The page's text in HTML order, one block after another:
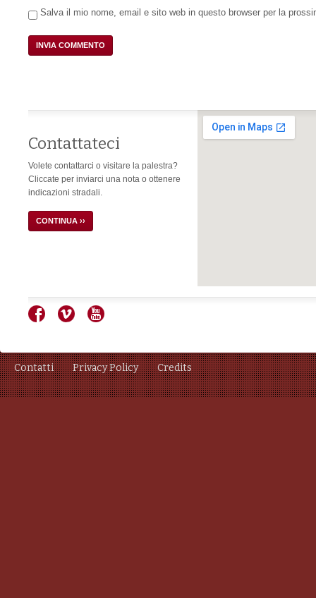
Salva il mio nome, email e sito web in questo browser per la
Contattateci
Volete contattarci o visitare la palestra?
Cliccate per inviarci una nota o ottenere
indicazioni stradali.
CONTINUA ››
Contatti Privacy Policy Credits